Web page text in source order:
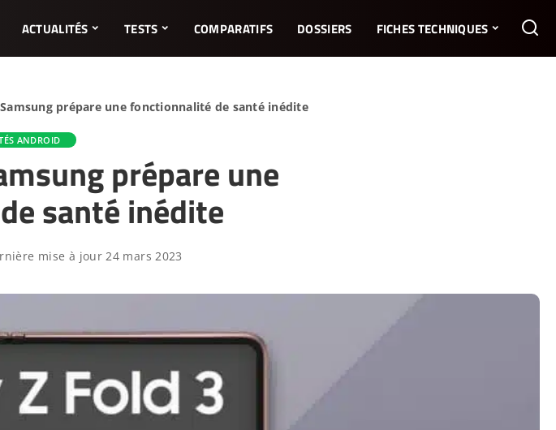
ACTUALITÉS TESTS COMPARATIFS DOSSIERS FICHES TECHNIQUES
prépare une fonctionnalité de santé inédite
ANDROID
prépare une
santé inédite
mise à jour 24 mars 2023